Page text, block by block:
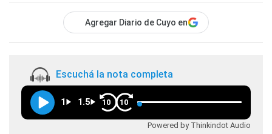
Agregar Diario de Cuyo en
Escuchá la nota completa
1 1.5 10 10
Powered by Thinkindot Audio